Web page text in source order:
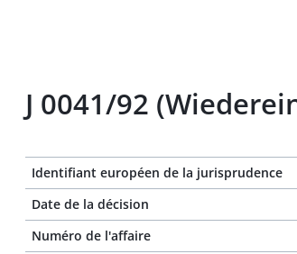
J 0041/92
Identifiant européen de la jurisprudence
Date de la décision
Numéro de l'affaire